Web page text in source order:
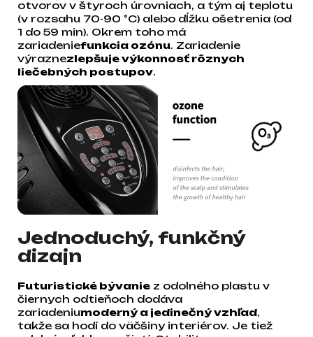
otvorov v štyroch úrovniach, a tým aj teplotu
(v rozsahu 70-90 °C) alebo dĺžku ošetrenia (od
1 do 59 min). Okrem toho má
zariadeniefunkcia ozónu. Zariadenie
výraznezlepšuje výkonnosť rôznych
liečebných postupov.
Jednoduchý, funkčný
dizajn
Futuristické bývanie z odolného plastu v
čiernych odtieňoch dodáva
zariadeniumoderný a jedinečný vzhľad,
takže sa hodí do väčšiny interiérov. Je tiež